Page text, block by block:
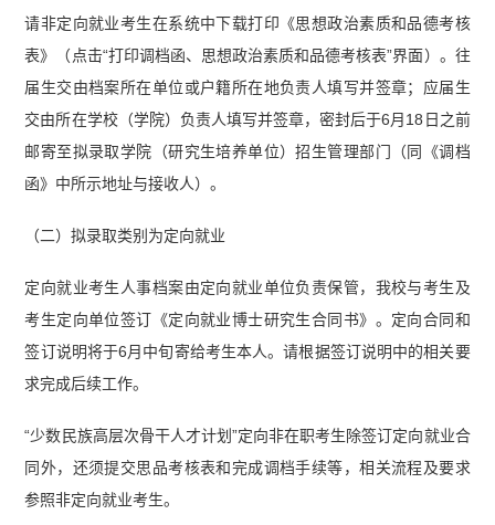
请非定向就业考生在系统中下载打印《思想政治素质和品德考核
表》（点击“打印调档函、思想政治素质和品德考核表”界面）。往
届生交由档案所在单位或户籍所在地负责人填写并签章；应届生
交由所在学校（学院）负责人填写并签章，密封后于6月18日之前
邮寄至拟录取学院（研究生培养单位）招生管理部门（同《调档
函》中所示地址与接收人）。
（二）拟录取类别为定向就业
定向就业考生人事档案由定向就业单位负责保管，我校与考生及
考生定向单位签订《定向就业博士研究生合同书》。定向合同和
签订说明将于6月中旬寄给考生本人。请根据签订说明中的相关要
求完成后续工作。
“少数民族高层次骨干人才计划”定向非在职考生除签订定向就业合
同外，还须提交思品考核表和完成调档手续等，相关流程及要求
参照非定向就业考生。